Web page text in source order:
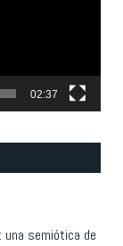
02:37
una semiótica de